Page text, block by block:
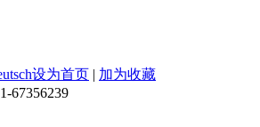
设为首页 | 加为收藏
67356239